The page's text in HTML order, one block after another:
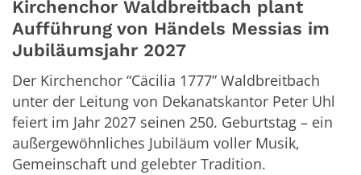
Kirchenchor Waldbreitbach plant
Aufführung von Händels Messias im
Jubiläumsjahr 2027
Der Kirchenchor “Cäcilia 1777” Waldbreitbach
unter der Leitung von Dekanatskantor Peter Uhl
feiert im Jahr 2027 seinen 250. Geburtstag – ein
außergewöhnliches Jubiläum voller Musik,
Gemeinschaft und gelebter Tradition.